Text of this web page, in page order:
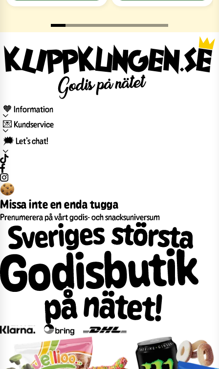
🧡 Information
💌 Kundservice
🗯️ Let’s chat!
Missa inte en enda tugga
Prenumerera på vårt godis- och snacksuniversum